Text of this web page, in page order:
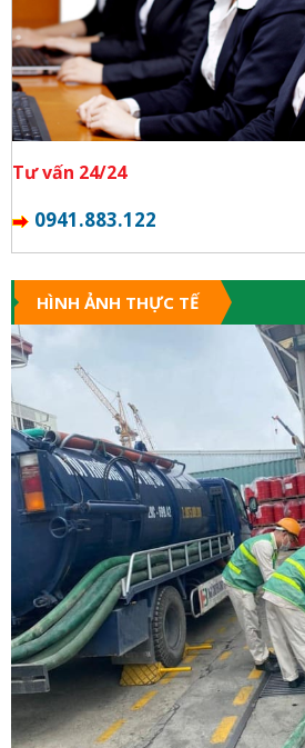
Tư vấn 24/24
0941.883.122
HÌNH ẢNH THỰC TẾ